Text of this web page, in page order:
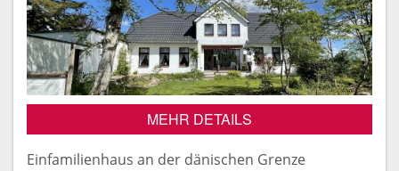
MEHR DETAILS
Einfamilienhaus an der dänischen Grenze